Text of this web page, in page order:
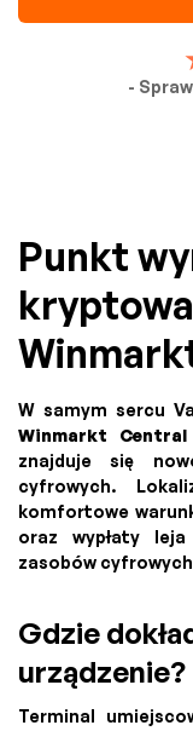
-
Punkt
W samym sercu
Winmarkt Central
znajduje się
cyfrowych.
komfortowe
oraz wypłaty
zasobów
Gdzie
urządzenie?
Terminal